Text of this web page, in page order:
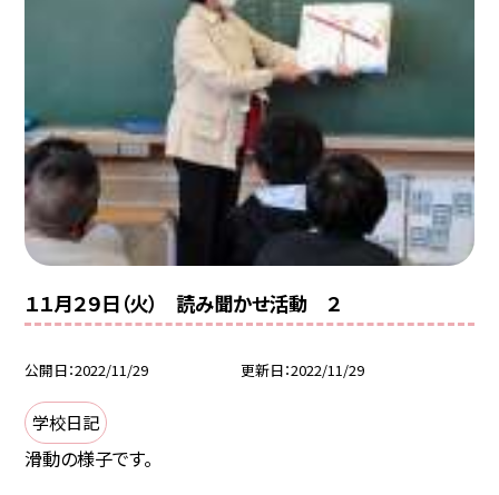
１１月２９日（火） 読み聞かせ活動 ２
公開日 2022/11/29 更新日 2022/11/29
学校日記
滑動の様子です。